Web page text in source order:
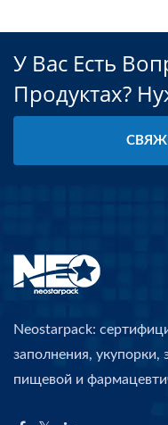
У Вас Есть
Продуктах?
Neostarpack:
заполнения, укупорки,
пищевой и